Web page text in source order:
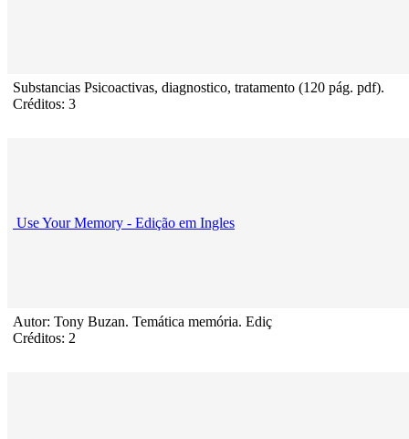
Substancias Psicoactivas, diagnostico, tratamento (120 pág. pdf).
Créditos: 3
Use Your Memory - Edição em Ingles
Autor: Tony Buzan. Temática memória. Ediç
Créditos: 2